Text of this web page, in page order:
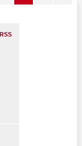
RSS